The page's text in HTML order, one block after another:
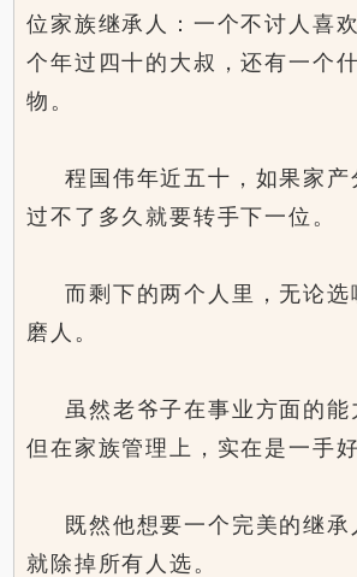
位家族继承人：一个不讨人喜
个年过四十的大叔，还有一个
物。
程国伟年近五十，如果家产
过不了多久就要转手下一位。
而剩下的两个人里，无论选
磨人。
虽然老爷子在事业方面的能
但在家族管理上，实在是一手
既然他想要一个完美的继
就除掉所有人选。